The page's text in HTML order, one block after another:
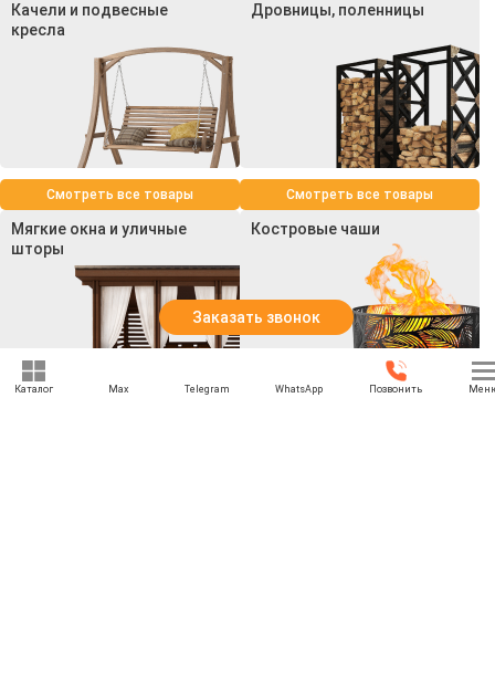
Качели и подвесные
кресла
Смотреть все товары
Дровницы, поленницы
Смотреть все товары
Мягкие окна и уличные
шторы
Костровые чаши
Заказать звонок
Каталог Max Telegram WhatsApp Позвонить